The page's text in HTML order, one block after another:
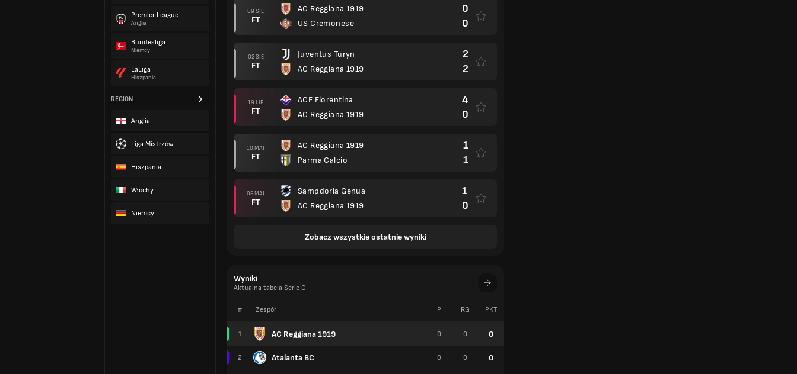
Premier League
Anglia
Bundesliga
Niemcy
LaLiga
Hiszpania
REGION
Anglia
Liga Mistrzów
Hiszpania
Włochy
Niemcy
09 SIE
FT
AC Reggiana 1919
US Cremonese
0
0
02 SIE
FT
Juventus Turyn
AC Reggiana 1919
2
2
19 LIP
FT
ACF Fiorentina
AC Reggiana 1919
4
0
10 MAJ
FT
AC Reggiana 1919
Parma Calcio
1
1
05 MAJ
FT
Sampdoria Genua
AC Reggiana 1919
1
0
Zobacz wszystkie ostatnie wyniki
Wyniki
Aktualna tabela Serie C
# Zespół
1 AC Reggiana 1919
2 Atalanta BC
P RG PKT
0 0 0
0 0 0